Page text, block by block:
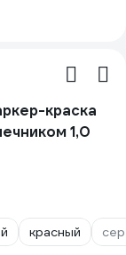
краска
1,0
красный